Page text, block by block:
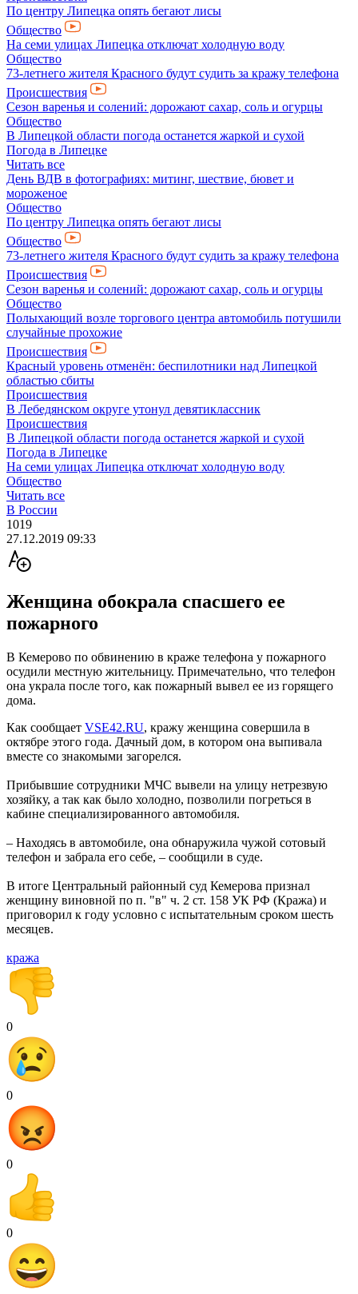
По центру Липецка опять бегают лисы
Общество
На семи улицах Липецка отключат холодную воду
Общество
73-летнего жителя Красного будут судить за кражу телефона
Происшествия
Сезон варенья и солений: дорожают сахар, соль и огурцы
Общество
В Липецкой области погода останется жаркой и сухой
Погода в Липецке
Читать все
День ВДВ в фотографиях: митинг, шествие, бювет и
мороженое
Общество
По центру Липецка опять бегают лисы
Общество
73-летнего жителя Красного будут судить за кражу телефона
Происшествия
Сезон варенья и солений: дорожают сахар, соль и огурцы
Общество
Полыхающий возле торгового центра автомобиль потушили
случайные прохожие
Происшествия
Красный уровень отменён: беспилотники над Липецкой
областью сбиты
Происшествия
В Лебедянском округе утонул девятиклассник
Происшествия
В Липецкой области погода останется жаркой и сухой
Погода в Липецке
На семи улицах Липецка отключат холодную воду
Общество
Читать все
В России
1019
27.12.2019 09:33
Женщина обокрала спасшего ее
пожарного
В Кемерово по обвинению в краже телефона у пожарного
осудили местную жительницу. Примечательно, что телефон
она украла после того, как пожарный вывел ее из горящего
дома.
Как сообщает VSE42.RU, кражу женщина совершила в
октябре этого года. Дачный дом, в котором она выпивала
вместе со знакомыми загорелся.
Прибывшие сотрудники МЧС вывели на улицу нетрезвую
хозяйку, а так как было холодно, позволили погреться в
кабине специализированного автомобиля.
– Находясь в автомобиле, она обнаружила чужой сотовый
телефон и забрала его себе, – сообщили в суде.
В итоге Центральный районный суд Кемерова признал
женщину виновной по п. "в" ч. 2 ст. 158 УК РФ (Кража) и
приговорил к году условно с испытательным сроком шесть
месяцев.
кража
0
0
0
0